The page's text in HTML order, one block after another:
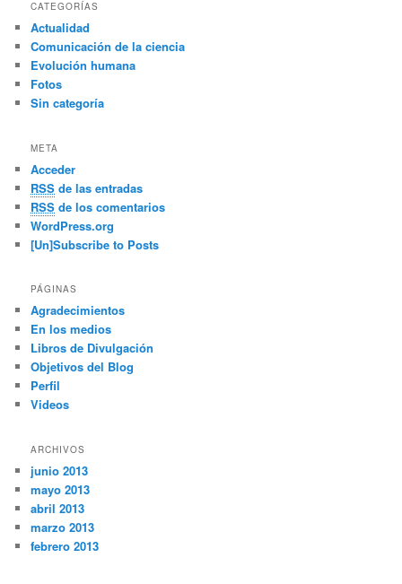
CATEGORÍAS
Actualidad
Comunicación de la ciencia
Evolución humana
Fotos
Sin categoría
META
Acceder
RSS de las entradas
RSS de los comentarios
WordPress.org
[Un]Subscribe to Posts
PÁGINAS
Agradecimientos
En los medios
Libros de Divulgación
Objetivos del Blog
Perfil
Videos
ARCHIVOS
junio 2013
mayo 2013
abril 2013
marzo 2013
febrero 2013